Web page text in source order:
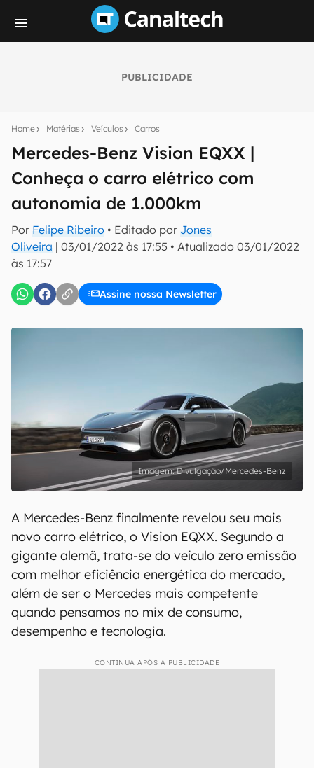
PUBLICIDADE
Home Matérias Veículos Carros
Mercedes-Benz Vision EQXX |
Conheça o carro elétrico com
autonomia de 1.000km
Por Felipe Ribeiro • Editado por Jones
Oliveira | 03/01/2022 às 17:55 • Atualizado 03/01/2022
às 17:57
Assine nossa Newsletter
notícias e reviews sobre tecnologia em primeira
E-mail
inscreva-se
Uso e Política de Privacidade do Canaltech.
Divulgação/Mercedes-Benz
A Mercedes-Benz finalmente revelou seu mais
novo carro elétrico, o Vision EQXX. Segundo a
gigante alemã, trata-se do veículo zero emissão
com melhor eficiência energética do mercado,
além de ser o Mercedes mais competente
quando pensamos no mix de consumo,
desempenho e tecnologia.
CONTINUA APÓS A PUBLICIDADE